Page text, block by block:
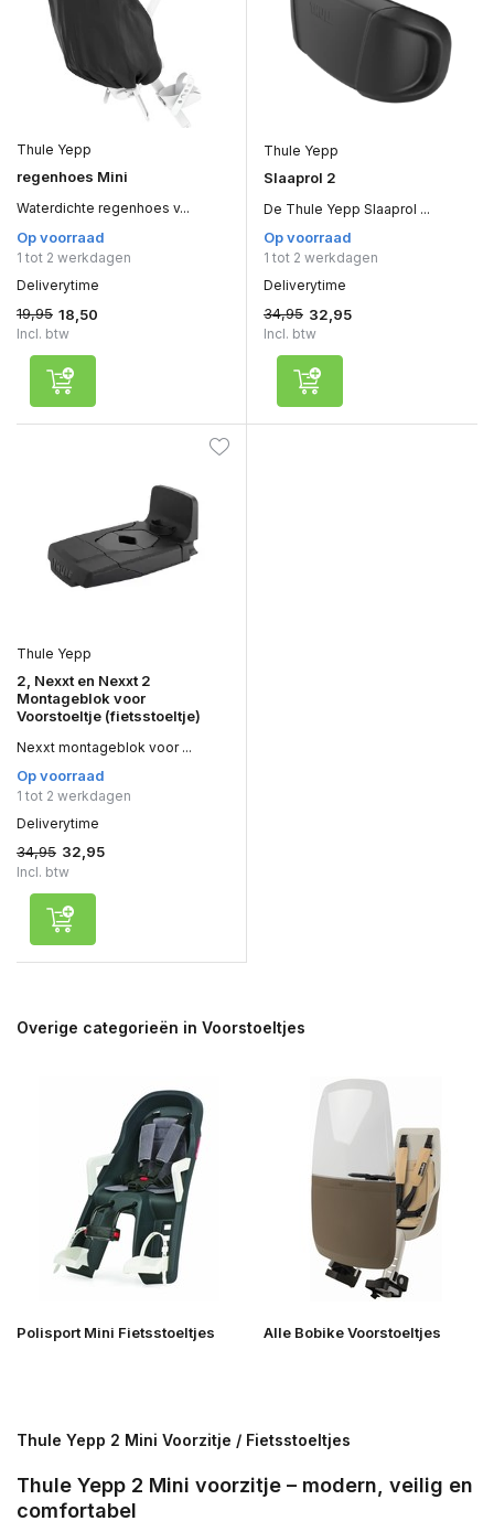
Thule Yepp
regenhoes Mini
Waterdichte regenhoes v...
Op voorraad
1 tot 2 werkdagen
Deliverytime
19,95 18,50
Incl. btw
Thule Yepp
Slaaprol 2
De Thule Yepp Slaaprol ...
Op voorraad
1 tot 2 werkdagen
Deliverytime
34,95 32,95
Incl. btw
Thule Yepp
2, Nexxt en Nexxt 2
Montageblok voor
Voorstoeltje (fietsstoeltje)
Nexxt montageblok voor ...
Op voorraad
1 tot 2 werkdagen
Deliverytime
34,95 32,95
Incl. btw
Overige categorieën in Voorstoeltjes
Polisport Mini Fietsstoeltjes Alle Bobike Voorstoeltjes
Thule Yepp 2 Mini Voorzitje / Fietsstoeltjes
Thule Yepp 2 Mini voorzitje – modern, veilig en
comfortabel